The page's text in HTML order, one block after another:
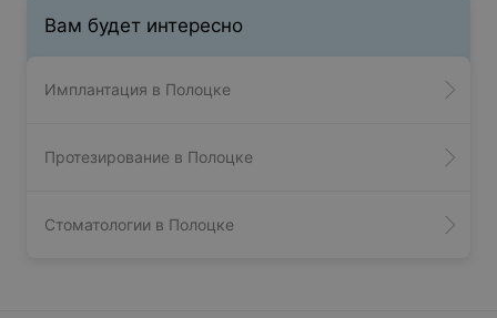
Вам будет интересно
Имплантация в Полоцке
Протезирование в Полоцке
Стоматологии в Полоцке